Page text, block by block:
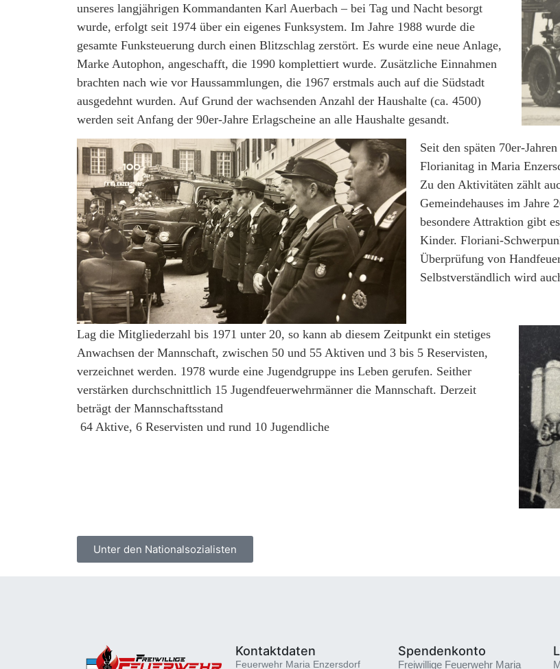
unseres langjährigen Kommandanten Karl Auerbach – bei Tag und Nacht besorgt
wurde, erfolgt seit 1974 über ein eigenes Funksystem. Im Jahre 1988 wurde die
gesamte Funksteuerung durch einen Blitzschlag zerstört. Es wurde eine neue Anlage,
Marke Autophon, angeschafft, die 1990 komplettiert wurde. Zusätzliche Einnahmen
brachten nach wie vor Haussammlungen, die 1967 erstmals auch auf die Südstadt
ausgedehnt wurden. Auf Grund der wachsenden Anzahl der Haushalte (ca. 4500)
werden seit Anfang der 90er-Jahre Erlagscheine an alle Haushalte gesandt.
Seit den späten 70er-
Florianitag in Maria
Zu den Aktivitäten zählt
Gemeindehauses im Jahre
besondere Attraktion gibt
Kinder. Floriani-
Überprüfung von
Selbstverständlich wird
Lag die Mitgliederzahl bis 1971 unter 20, so kann ab diesem Zeitpunkt ein stetiges
Anwachsen der Mannschaft, zwischen 50 und 55 Aktiven und 3 bis 5 Reservisten,
verzeichnet werden. 1978 wurde eine Jugendgruppe ins Leben gerufen. Seither
verstärken durchschnittlich 15 Jugendfeuerwehrmänner die Mannschaft. Derzeit
beträgt der Mannschaftsstand
64 Aktive, 6 Reservisten und rund 10 Jugendliche
Unter den Nationalsozialisten
Kontaktdaten
Feuerwehr Maria Enzersdorf
Spendenkonto
Freiwillige Feuerwehr Maria